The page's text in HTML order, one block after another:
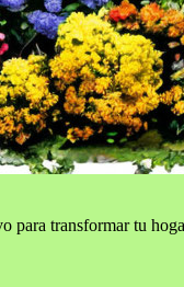
transformar tu